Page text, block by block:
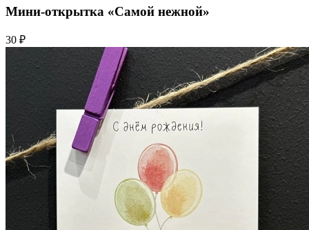
Мини-открытка «Самой нежной»
30 ₽